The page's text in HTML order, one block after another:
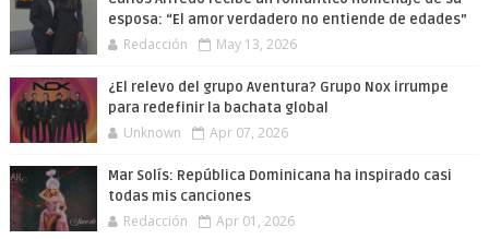
esposa: “El amor verdadero no entiende de edades”
Redacción May 13, 2026
¿El relevo del grupo Aventura? Grupo Nox irrumpe
para redefinir la bachata global
Unknown Apr 07, 2026
Mar Solís: República Dominicana ha inspirado casi
todas mis canciones
Redacción Apr 01, 2026